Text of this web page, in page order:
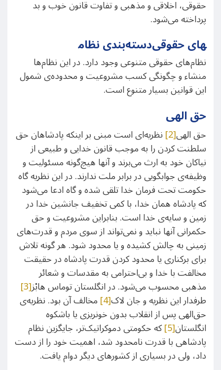
حقوقی، اخلاقی و مذهبی و تفاوت قانون خوب و بد
پرداخته می‌شود.
دسته‌بندی نظام‎های حقوقی
نظام‌های حقوقی متنوعی وجود دارد. در این نظام‌ها
منشاء و چگونگی کسب مشروعیت و محدوده‌ی ‌شمول
این قوانین بسیار متنوع است.
حق‌ الهی
حق‌ الهی[2] نظریه‌ای است مبنی بر اینکه پادشاهان حق
سلطنت کردن را به موجب قانون خدایی و طبیعی از
نیاکان خود به ارث می‌برند و آنها هیچ‌گونه مسئولیت و
وظیفه‌ی جوابگویی در برابر ملت ندارند. در این نظریه گاه
حکومت تحت فرمان خدا تلقی شده و گاه ادعا می‌شود
که پادشاه همان خدا، با کمی تخفیف جانشین خدا در
زمین و سایه‌ی خدا است. بنابراین مشروعیت و حق
حکمرانی آنها نباید و نمی‌تواند از سوی مردم و قدرت‌های
زمینی به چالش کشیده و یا محدود شود. هر گونه تلاش
برای برکناری یا محدود کردن قدرت پادشاه در حقیقت
مخالفت با خدا و بی‌احترامی به مقدسات و شعائر
مذهبی محسوب می‌شود. در انگلستان توماس هابْز[3]
طرفدار این نظریه و جان لاک[4] مخالف آن بود. نظریه‌ی
حق‌الهی پس از انقلاب بدون خونریزی یا باشکوه
انگلستان[5] که حکومتی دموکراتیک‌تر، جایگزین نظام
پادشاهی با قدرت نامحدود شد، اهمیت خود را از دست
داد، ولی در بسیاری از کشورهای دیگر دوام یافت.